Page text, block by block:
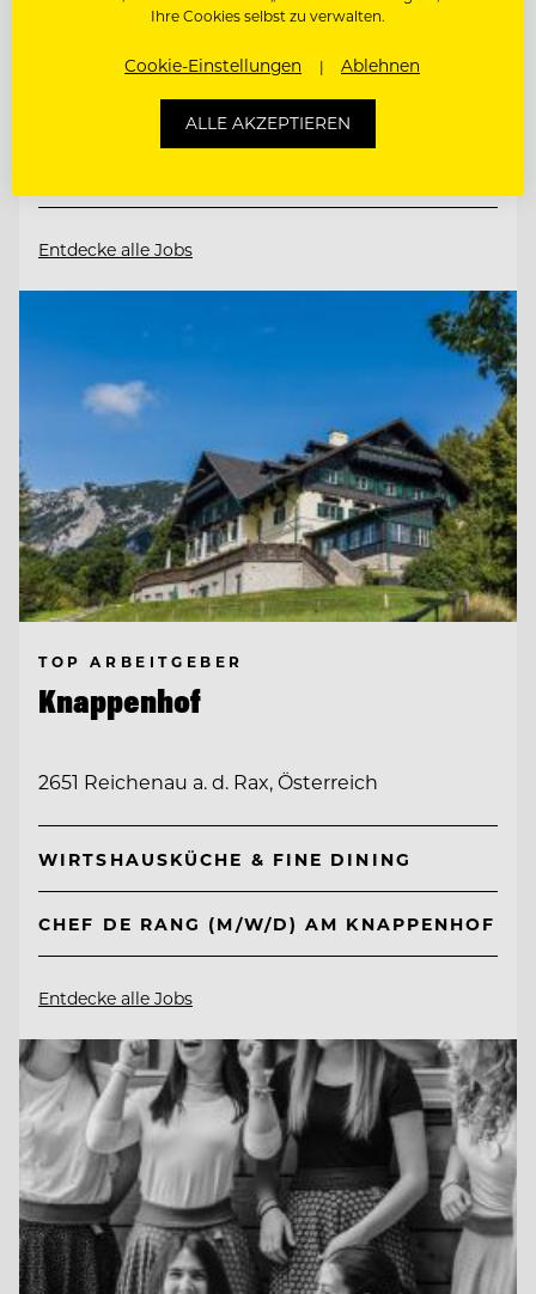
Hotel AVIVA****s make friends
4170 St. Stefan-Afiesl, Österreich
Entdecke alle Jobs
TOP ARBEITGEBER
Knappenhof
2651 Reichenau a. d. Rax, Österreich
WIRTSHAUSKÜCHE & FINE DINING
CHEF DE RANG (M/W/D) AM KNAPPENHOF
Entdecke alle Jobs
Ihre Cookies selbst zu verwalten.
Cookie-Einstellungen Ablehnen
ALLE AKZEPTIEREN